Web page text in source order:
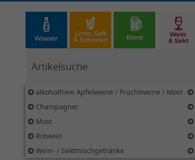
alkoholfreie Apfelweine / Fruchtweine / Most
Champagner
Most
Rotwein
Wein- / Sektmischgetränke